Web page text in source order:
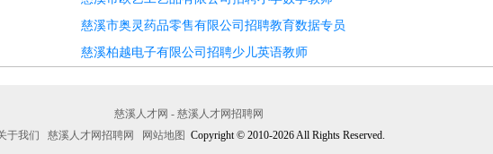
慈溪市奥灵药品零售有限公司招聘教育数据专员
慈溪柏越电子有限公司招聘少儿英语教师
慈溪人才网 - 慈溪人才网招聘网
于我们
慈溪人才网招聘网 网站地图 Copyright © 2010-2026 All Rights Reserved.